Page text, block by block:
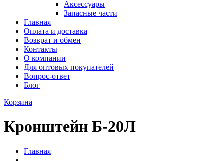
Аксессуары
Запасные части
Главная
Оплата и доставка
Возврат и обмен
Контакты
О компании
Для оптовых покупателей
Вопрос-ответ
Блог
Корзина
Кронштейн Б-20Л
Главная